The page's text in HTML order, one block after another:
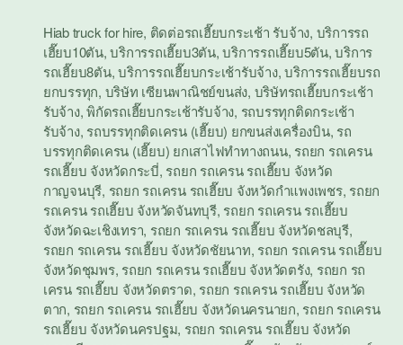
Hiab truck for hire, ติดต่อรถเฮี๊ยบกระเช้า รับจ้าง, บริการรถ
เฮี๊ยบ10ตัน,บริการรถเฮี๊ยบ3ตัน,บริการรถเฮี๊ยบ5ตัน,บริการ
รถเฮี๊ยบ8ตัน,บริการรถเฮี๊ยบกระเช้ารับจ้าง,บริการรถเฮี๊ยบรถ
ยกบรรทุก, บริษัท เซียนพาณิชย์ขนส่ง, บริษัทรถเฮี๊ยบกระเช้า
รับจ้าง,พิกัดรถเฮี๊ยบกระเช้ารับจ้าง, รถบรรทุกติดกระเช้า
รับจ้าง, รถบรรทุกติดเครน (เฮี๊ยบ) ยกขนส่งเครื่องบิน, รถ
บรรทุกติดเครน (เฮี๊ยบ) ยกเสาไฟทำทางถนน, รถยก รถเครน
รถเฮี๊ยบ จังหวัดกระบี่, รถยก รถเครน รถเฮี๊ยบ จังหวัด
กาญจนบุรี, รถยก รถเครน รถเฮี๊ยบ จังหวัดกำแพงเพชร, รถยก
รถเครน รถเฮี๊ยบ จังหวัดจันทบุรี, รถยก รถเครน รถเฮี๊ยบ
จังหวัดฉะเชิงเทรา, รถยก รถเครน รถเฮี๊ยบ จังหวัดชลบุรี,
รถยก รถเครน รถเฮี๊ยบ จังหวัดชัยนาท, รถยก รถเครน รถเฮี๊ยบ
จังหวัดชุมพร, รถยก รถเครน รถเฮี๊ยบ จังหวัดตรัง, รถยก รถ
เครน รถเฮี๊ยบ จังหวัดตราด, รถยก รถเครน รถเฮี๊ยบ จังหวัด
ตาก, รถยก รถเครน รถเฮี๊ยบ จังหวัดนครนายก, รถยก รถเครน
รถเฮี๊ยบ จังหวัดนครปฐม, รถยก รถเครน รถเฮี๊ยบ จังหวัด